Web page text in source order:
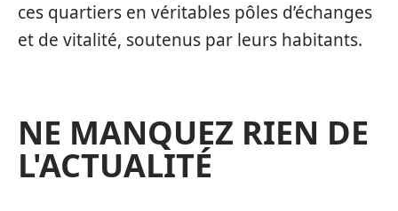
ces quartiers en véritables pôles d’échanges
et de vitalité, soutenus par leurs habitants.
NE MANQUEZ RIEN DE
L'ACTUALITÉ